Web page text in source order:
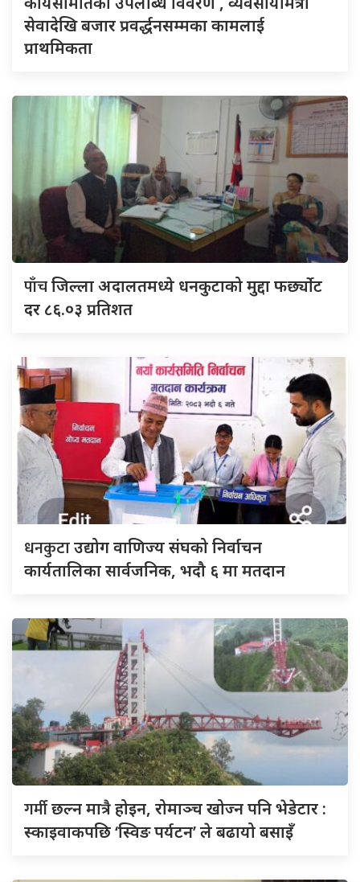
सेवादेखि बजार प्रवर्द्धनसम्मका कामलाई
प्राथमिकता
पाँचजिल्ला अदालतमध्ये धनकुटाको मुद्दा फर्छ्योट
दर ८६.०३ प्रतिशत
धनकुटाउद्योग वाणिज्य संघको निर्वाचन
कार्यतालिका सार्वजनिक, भदौ ६ मा मतदान
गर्मीछल्न मात्रै होइन, रोमाञ्च खोज्न पनि भेडेटार :
स्काइवाकपछि ‘स्विङ पर्यटन’ ले बढायो बसाइँ